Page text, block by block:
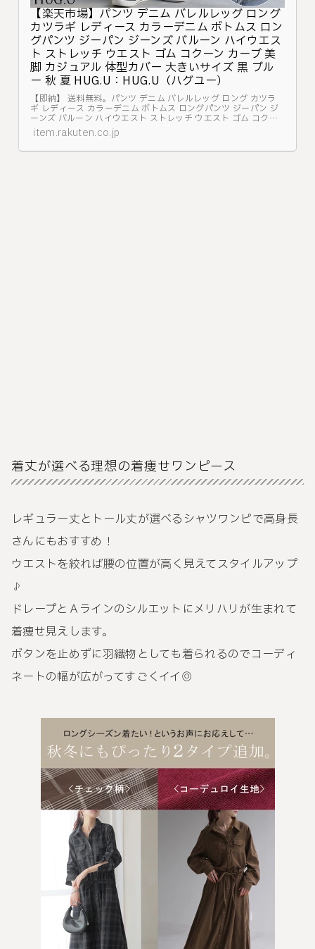
【楽天市場】パンツ デニム バレルレッグ ロング
カツラギ レディース カラーデニム ボトムス ロン
グパンツ ジーパン ジーンズ バルーン ハイウエス
ト ストレッチ ウエスト ゴム コクーン カーブ 美
脚 カジュアル 体型カバー 大きいサイズ 黒 ブル
ー 秋 夏 HUG.U：HUG.U（ハグユー）
【即納】 送料無料。パンツ デニム バレルレッグ ロング カツラ
ギ レディース カラーデニム ボトムス ロングパンツ ジーパン ジ
ーンズ バルーン ハイウエスト ストレッチ ウエスト ゴム コクー
ン カーブ 美脚 カジュアル 体型カバー 大きいサイズ 黒 ブルー 秋
夏 HUG....
item.rakuten.co.jp
着丈が選べる理想の着痩せワンピース
レギュラー丈とトール丈が選べるシャツワンピで高身長
さんにもおすすめ！
ウエストを絞れば腰の位置が高く見えてスタイルアップ
♪
ドレープとＡラインのシルエットにメリハリが生まれて
着痩せ見えします。
ボタンを止めずに羽織物としても着られるのでコーディ
ネートの幅が広がってすごくイイ◎